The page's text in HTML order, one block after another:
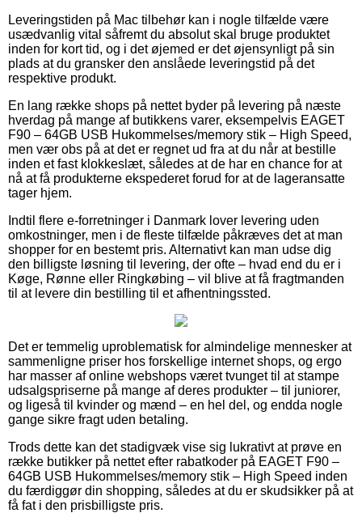
Leveringstiden på Mac tilbehør kan i nogle tilfælde være
usædvanlig vital såfremt du absolut skal bruge produktet
inden for kort tid, og i det øjemed er det øjensynligt på sin
plads at du gransker den anslåede leveringstid på det
respektive produkt.
En lang række shops på nettet byder på levering på næste
hverdag på mange af butikkens varer, eksempelvis EAGET
F90 – 64GB USB Hukommelses/memory stik – High Speed,
men vær obs på at det er regnet ud fra at du når at bestille
inden et fast klokkeslæt, således at de har en chance for at
nå at få produkterne ekspederet forud for at de lageransatte
tager hjem.
Indtil flere e-forretninger i Danmark lover levering uden
omkostninger, men i de fleste tilfælde påkræves det at man
shopper for en bestemt pris. Alternativt kan man udse dig
den billigste løsning til levering, der ofte – hvad end du er i
Køge, Rønne eller Ringkøbing – vil blive at få fragtmanden
til at levere din bestilling til et afhentningssted.
Det er temmelig uproblematisk for almindelige mennesker at
sammenligne priser hos forskellige internet shops, og ergo
har masser af online webshops været tvunget til at stampe
udsalgspriserne på mange af deres produkter – til juniorer,
og ligeså til kvinder og mænd – en hel del, og endda nogle
gange sikre fragt uden betaling.
Trods dette kan det stadigvæk vise sig lukrativt at prøve en
række butikker på nettet efter rabatkoder på EAGET F90 –
64GB USB Hukommelses/memory stik – High Speed inden
du færdiggør din shopping, således at du er skudsikker på at
få fat i den prisbilligste pris.